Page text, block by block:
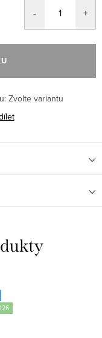
Zvolte variantu